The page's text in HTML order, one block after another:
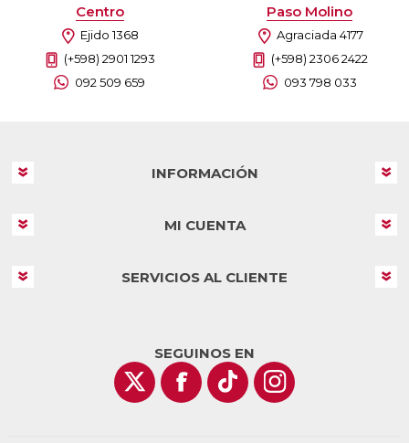
Centro
Ejido 1368
(+598) 2901 1293
092 509 659
Paso Molino
Agraciada 4177
(+598) 2306 2422
093 798 033
INFORMACIÓN
MI CUENTA
SERVICIOS AL CLIENTE
SEGUINOS EN